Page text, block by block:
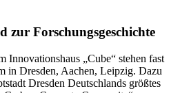
zur Forschungsgeschichte
Innovationshaus „Cube“ stehen fast
in Dresden, Aachen, Leipzig. Dazu
Dresden Deutschlands größtes